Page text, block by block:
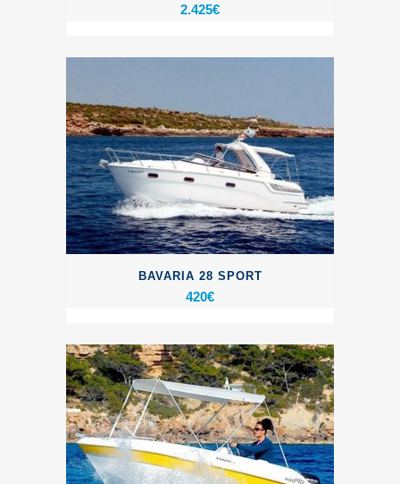
2.425€
BAVARIA 28 SPORT
420€